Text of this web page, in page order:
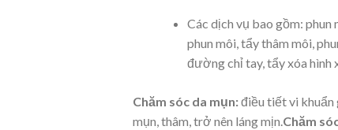
Các dịch vụ bao gồm: phun
phun môi, tẩy thâm môi,
đường chỉ tay, tẩy xóa hình
Chăm sóc da mụn:điều tiết vi khuẩn
mụn, thâm, trở nên láng mịn.Chăm